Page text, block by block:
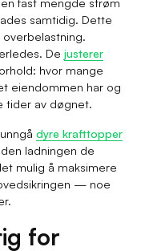
samtidig. Dette
Dejusterer
hvor mange
eiendommen har og
tider av døgnet.
dyre krafttopper
ladningen de
mulig å maksimere
— noe
for